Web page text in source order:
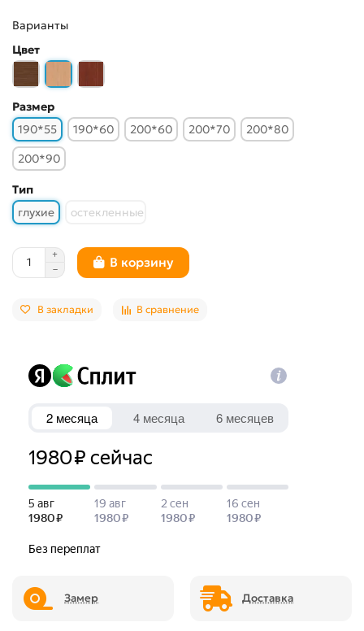
Варианты
Цвет
Размер
190*55
190*60 200*60 200*70
200*80
200*90
Тип
глухие
остекленные
В корзину
В закладки В сравнение
Замер Доставка